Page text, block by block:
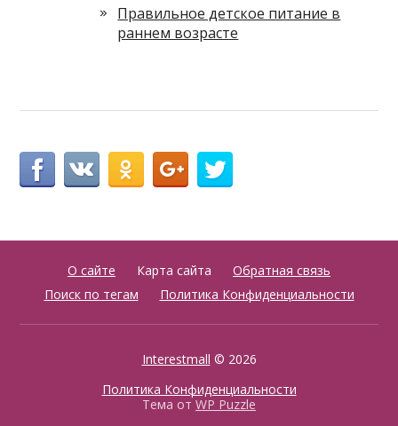
Правильное детское питание в
раннем возрасте
О сайте Карта сайта
Обратная связь
Поиск по тегам
Политика Конфиденциальности
Interestmall © 2026
Политика Конфиденциальности
Тема от WP Puzzle